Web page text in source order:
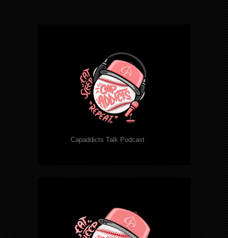
Capaddicts Talk Podcast